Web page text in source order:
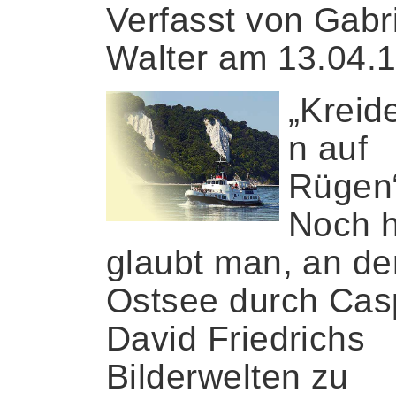
Verfasst von
Walter am
n auf
Noch
glaubt man, an
Ostsee durch
David Friedrichs
Bilderwelten zu